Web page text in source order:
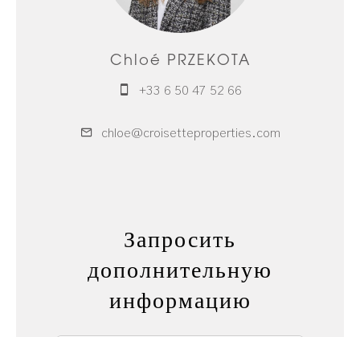
Chloé PRZEKOTA
+33 6 50 47 52 66
chloe@croisetteproperties.com
Запросить
дополнительную
информацию